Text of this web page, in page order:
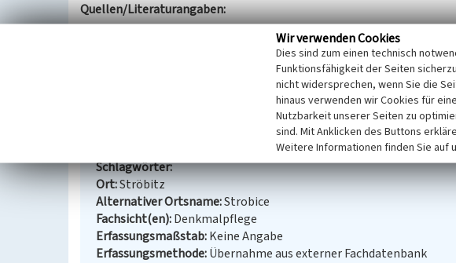
Quellen/Literaturangaben:
--
(Erfassungsprojekt Lausitz, BLDAM 2023)
Antriebsmotor einer Brikettpresse
Schlagwörter
Ort Ströbitz
Alternativer Ortsname Strobice
Fachsicht(en) Denkmalpflege
Erfassungsmaßstab Keine Angabe
Erfassungsmethode Übernahme aus externer Fachdatenbank
Wir verwenden Cookies
Dies sind zum einen technisch
Funktionsfähigkeit der Seiten
nicht widersprechen, wenn Sie die
hinaus verwenden wir Cookies für
Nutzbarkeit unserer Seiten zu
sind. Mit Anklicken des Buttons
Weitere Informationen finden Sie auf